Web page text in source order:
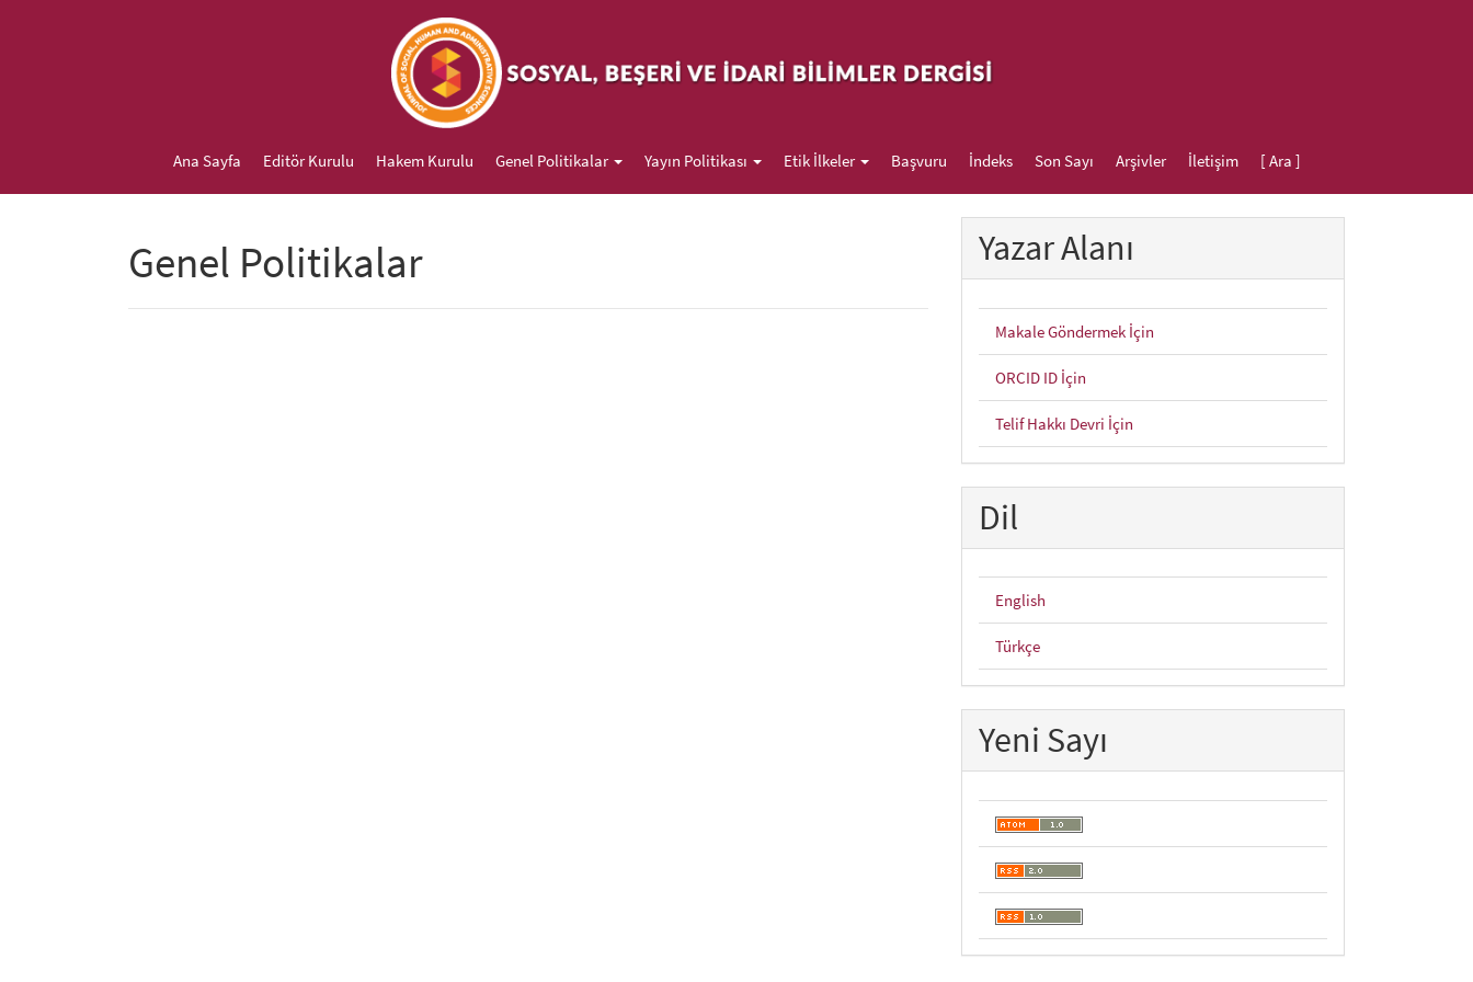
##plugins.themes.bootstrap3.accessible_menu.main_content##
##plugins.themes.bootstrap3.accessible_menu.sidebar##
Ana Sayfa Editör Kurulu Hakem Kurulu Genel Politikalar Yayın Politikası Etik İlkeler Başvuru İndeks Son Sayı Arşivler İletişim [ Ara ]
Genel Politikalar Yazar Alanı
Makale Göndermek İçin
ORCID ID İçin
Telif Hakkı Devri İçin
Dil
English
Türkçe
Yeni Sayı